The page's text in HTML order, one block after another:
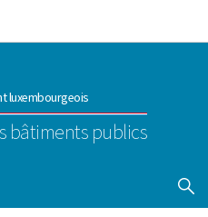
principal
luxembourgeois
bâtiments publics